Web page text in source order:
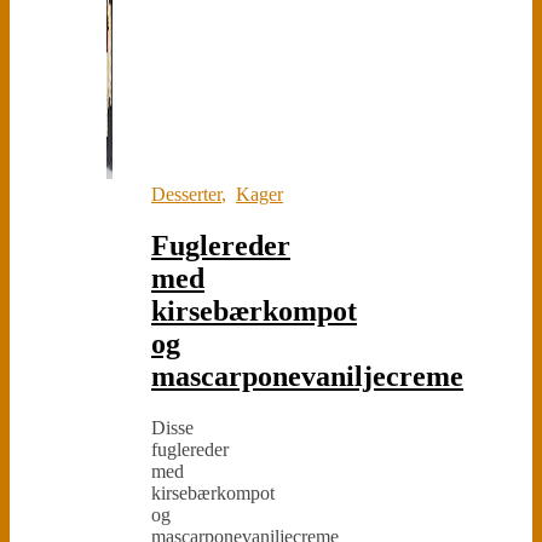
Desserter, Kager
Fuglereder
med
kirsebærkompot
og
mascarponevaniljecreme
Disse
fuglereder
med
kirsebærkompot
og
mascarponevaniljecreme